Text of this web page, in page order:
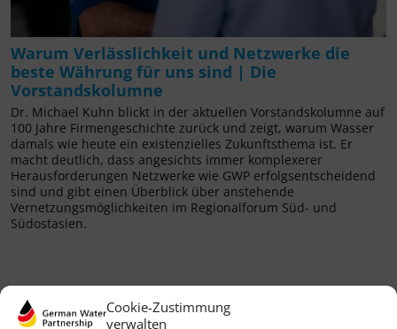
Cookie-Zustimmung
verwalten
Warum Verlässlichkeit und Netzwerke die
beste Währung für uns sind | Die
Vorstandskolumne
Dr. Michael Kuhn blickt in der aktuellen Vorstandskolumne auf
100 Jahre Firmengeschichte zurück und zeigt, warum Wasser
damals wie heute ein existenzielles Zukunftsthema ist. Er
macht deutlich, dass angesichts immer komplexerer
Herausforderungen Netzwerke wie GWP erfolgsentscheidend
sind und gibt einen Überblick über anstehende
Vernetzungsmöglichkeiten im Regionalforum Süd- und
Südostasien.